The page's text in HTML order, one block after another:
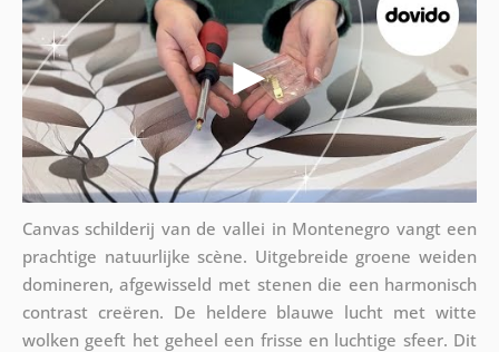
Canvas schilderij van de vallei in Montenegro vangt een
prachtige natuurlijke scène. Uitgebreide groene weiden
domineren, afgewisseld met stenen die een harmonisch
contrast creëren. De heldere blauwe lucht met witte
wolken geeft het geheel een frisse en luchtige sfeer. Dit